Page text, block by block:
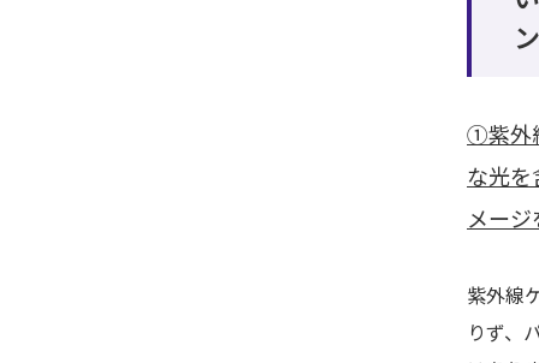
①紫外
な光を
メー
紫外線
りず、